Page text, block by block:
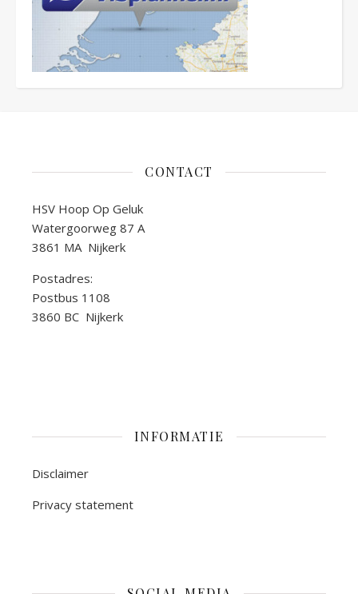
CONTACT
HSV Hoop Op Geluk
Watergoorweg 87 A
3861 MA Nijkerk
Postadres:
Postbus 1108
3860 BC Nijkerk
INFORMATIE
Disclaimer
Privacy statement